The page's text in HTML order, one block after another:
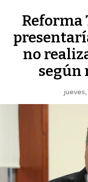
Reforma
no
según